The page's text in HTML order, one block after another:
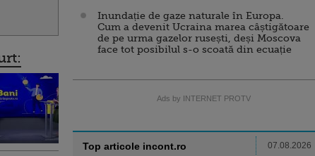
Inundație de gaze naturale în Europa.
Cum a devenit Ucraina marea câștigătoare
de pe urma gazelor rusești, deși Moscova
face tot posibilul s-o scoată din ecuație
Ads by INTERNET PROTV
Top articole incont.ro 07.08.2026